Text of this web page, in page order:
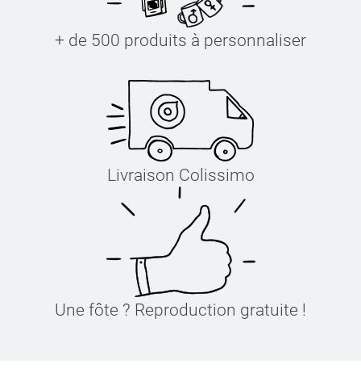
+ de 500 produits à personnaliser
Livraison Colissimo
Une fôte ? Reproduction gratuite !